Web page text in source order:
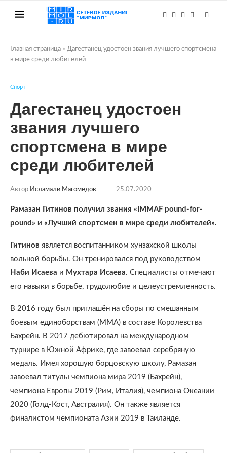
Главная страница » Дагестанец удостоен звания лучшего спортсмена
в мире среди любителей
Спорт
Дагестанец удостоен
звания лучшего
спортсмена в мире
среди любителей
Автор Исламали Магомедов 25.07.2020
Рамазан Гитинов получил звания «IMMAF pound-for-
pound» и «Лучший спортсмен в мире среди любителей».
Гитинов является воспитанником хунзахской школы
вольной борьбы. Он тренировался под руководством
Наби Исаева и Мухтара Исаева. Специалисты отмечают
его навыки в борьбе, трудолюбие и целеустремленность.
В 2016 году был приглашён на сборы по смешанным
боевым единоборствам (ММА) в составе Королевства
Бахрейн. В 2017 дебютировал на международном
турнире в Южной Африке, где завоевал серебряную
медаль. Имея хорошую борцовскую школу, Рамазан
завоевал титулы чемпиона мира 2019 (Бахрейн),
чемпиона Европы 2019 (Рим, Италия), чемпиона Океании
2020 (Голд-Кост, Австралия). Он также является
финалистом чемпионата Азии 2019 в Таиланде.